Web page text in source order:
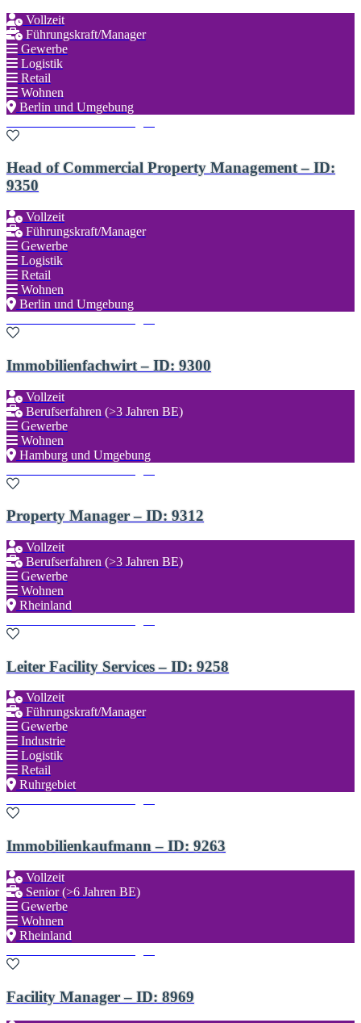
Vollzeit
Führungskraft/Manager
Gewerbe
Logistik
Retail
Wohnen
Berlin und Umgebung
Head of Commercial Property Management – ID:
9350
Vollzeit
Führungskraft/Manager
Gewerbe
Logistik
Retail
Wohnen
Berlin und Umgebung
Immobilienfachwirt – ID: 9300
Vollzeit
Berufserfahren (>3 Jahren BE)
Gewerbe
Wohnen
Hamburg und Umgebung
Property Manager – ID: 9312
Vollzeit
Berufserfahren (>3 Jahren BE)
Gewerbe
Wohnen
Rheinland
Leiter Facility Services – ID: 9258
Vollzeit
Führungskraft/Manager
Gewerbe
Industrie
Logistik
Retail
Ruhrgebiet
Immobilienkaufmann – ID: 9263
Vollzeit
Senior (>6 Jahren BE)
Gewerbe
Wohnen
Rheinland
Facility Manager – ID: 8969